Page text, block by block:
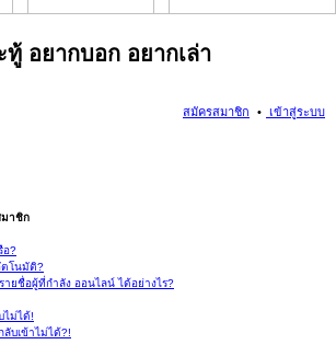
ทู้ อยากบอก อยากเล่า
เข้าสู่ระบบ
สมัครสมาชิก
มาชิก
อ?
ตโนมัติ?
ยชื่อผู้ที่กำลัง ออนไลน์ ได้อย่างไร?
ไม่ได้!
บเข้าไม่ได้?!